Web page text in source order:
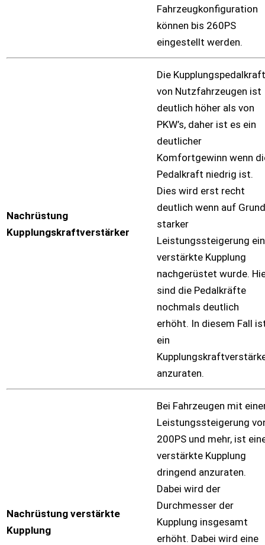
Fahrzeugkonfiguration
können bis 260PS
eingestellt werden.
Nachrüstung
Kupplungskraftverstärker
Die Kupplungspedalkraft
von Nutzfahrzeugen ist
deutlich höher als von
PKW’s, daher ist es ein
deutlicher
Komfortgewinn wenn
Pedalkraft niedrig ist.
Dies wird erst recht
deutlich wenn auf Grund
starker
Leistungssteigerung
verstärkte Kupplung
nachgerüstet wurde.
sind die Pedalkräfte
nochmals deutlich
erhöht. In diesem Fall
ein
anzuraten.
Nachrüstung verstärkte
Kupplung
Bei Fahrzeugen mit
Leistungssteigerung
200PS und mehr, ist
verstärkte Kupplung
dringend anzuraten.
Dabei wird der
Durchmesser der
Kupplung insgesamt
erhöht. Dabei wird eine